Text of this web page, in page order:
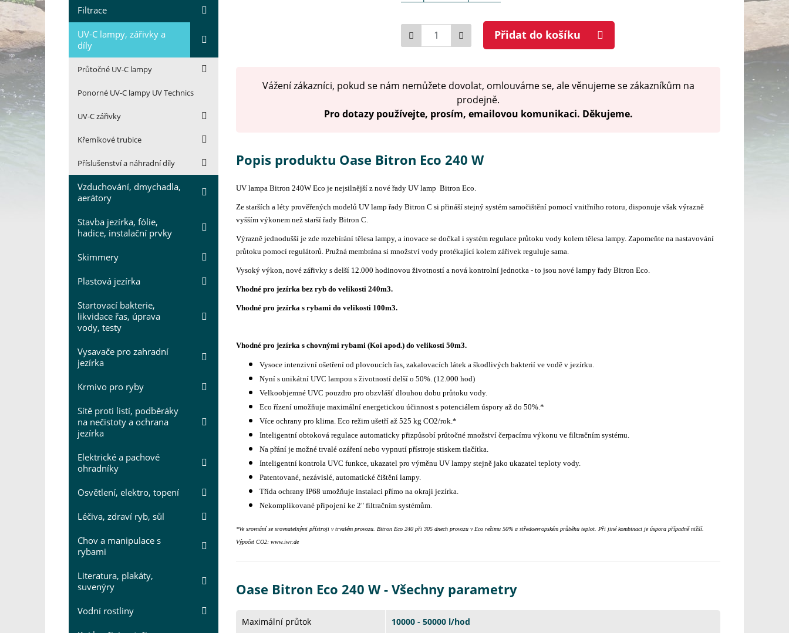
Filtrace
UV-C lampy, zářivky a
díly
Průtočné UV-C lampy
Ponorné UV-C lampy UV Technics
UV-C zářivky
Křemíkové trubice
Příslušenství a náhradní díly
Vzduchování, dmychadla,
aerátory
Stavba jezírka, fólie,
hadice, instalační prvky
Skimmery
Plastová jezírka
Startovací bakterie,
likvidace řas, úprava
vody, testy
Vysavače pro zahradní
jezírka
Krmivo pro ryby
Sítě proti listí, podběráky
na nečistoty a ochrana
jezírka
Elektrické a pachové
ohradníky
Osvětlení, elektro, topení
Léčiva, zdraví ryb, sůl
Chov a manipulace s
rybami
Literatura, plakáty,
suvenýry
Vodní rostliny
Počet Přidat do košíku
Vážení zákazníci, pokud se nám nemůžete dovolat, omlouváme se, ale věnujeme se zákazníkům na
prodejně.
Pro dotazy používejte, prosím, emailovou komunikaci. Děkujeme.
Popis produktu Oase Bitron Eco 240 W
UV lampa Bitron 240W Eco je nejsilnější z nové řady UV lamp Bitron Eco.
Ze starších a léty prověřených modelů UV lamp řady Bitron C si přináší stejný systém samočištění pomocí vnitřního rotoru, disponuje však výrazně
vyšším výkonem než starší řady Bitron C.
Výrazně jednodušší je zde rozebírání tělesa lampy, a inovace se dočkal i systém regulace průtoku vody kolem tělesa lampy. Zapomeňte na nastavování
průtoku pomocí regulátorů. Pružná membrána si množství vody protékající kolem zářivek reguluje sama.
Vysoký výkon, nové zářivky s delší 12.000 hodinovou životností a nová kontrolní jednotka - to jsou nové lampy řady Bitron Eco.
Vhodné pro jezírka bez ryb do velikosti 240m3.
Vhodné pro jezírka s rybami do velikosti 100m3.
Vhodné pro jezírka s chovnými rybami (Koi apod.) do velikosti 50m3.
Vysoce intenzivní ošetření od plovoucích řas, zakalovacích látek a škodlivých bakterií ve vodě v jezírku.
Nyní s unikátní UVC lampou s životností delší o 50%. (12.000 hod)
Velkoobjemné UVC pouzdro pro obzvlášť dlouhou dobu průtoku vody.
Eco řízení umožňuje maximální energetickou účinnost s potenciálem úspory až do 50%.*
Více ochrany pro klima. Eco režim ušetří až 525 kg CO2/rok.*
Inteligentní obtoková regulace automaticky přizpůsobí průtočné množství čerpacímu výkonu ve filtračním systému.
Na přání je možné trvalé ozáření nebo vypnutí přístroje stiskem tlačítka.
Inteligentní kontrola UVC funkce, ukazatel pro výměnu UV lampy stejně jako ukazatel teploty vody.
Patentované, nezávislé, automatické čištění lampy.
Třída ochrany IP68 umožňuje instalaci přímo na okraji jezírka.
Nekomplikované připojení ke 2" filtračním systémům.
*Ve srovnání se srovnatelnými přístroji v trvalém provozu. Bitron Eco 240 při 305 dnech provozu v Eco režimu 50% a středoevropském průběhu teplot. Při jiné kombinaci je úspora případně nižší.
Výpočet CO2: www.iwr.de
Oase Bitron Eco 240 W - Všechny parametry
Maximální průtok 10000 - 50000 l/hod